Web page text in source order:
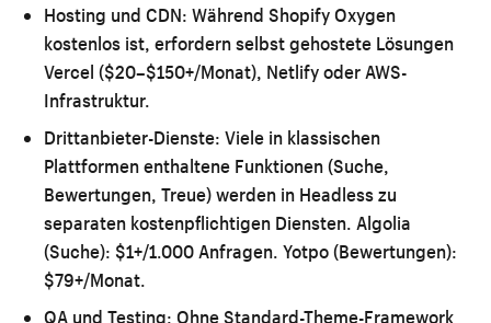
Hosting und CDN: Während Shopify Oxygen
kostenlos ist, erfordern selbst gehostete Lösungen
Vercel ($20–$150+/Monat), Netlify oder AWS-
Infrastruktur.
Drittanbieter-Dienste: Viele in klassischen
Plattformen enthaltene Funktionen (Suche,
Bewertungen, Treue) werden in Headless zu
separaten kostenpflichtigen Diensten. Algolia
(Suche): $1+/1.000 Anfragen. Yotpo (Bewertungen):
$79+/Monat.
QA und Testing: Ohne Standard-Theme-Framework